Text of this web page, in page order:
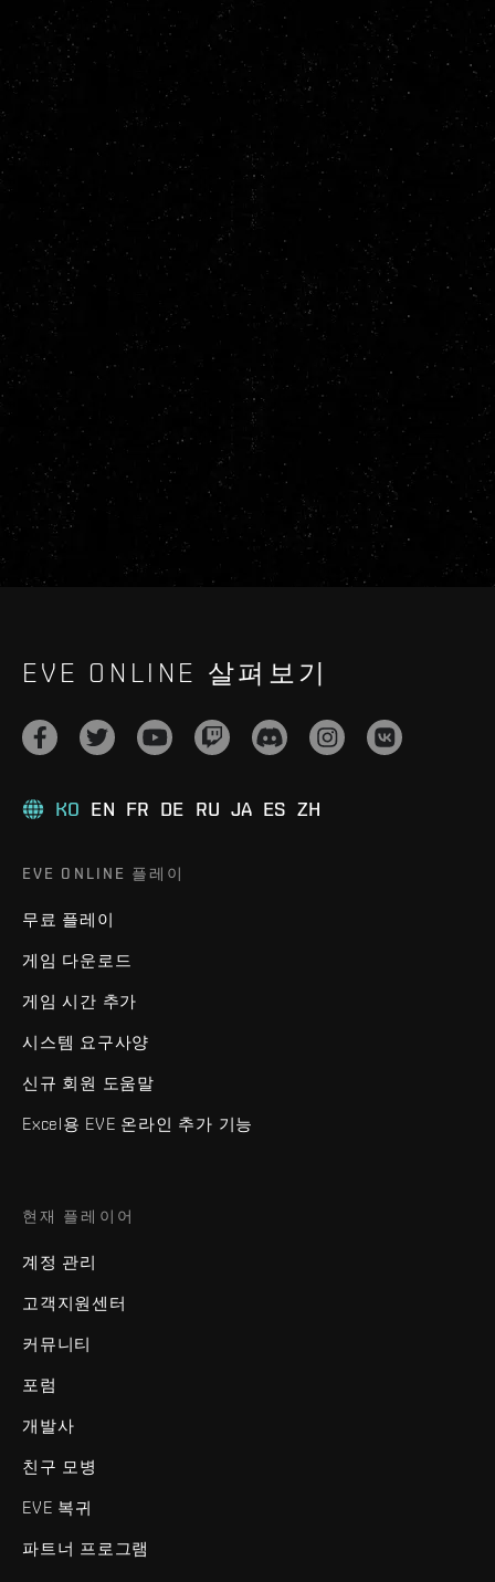
EVE ONLINE 살펴보기
KO EN FR DE RU JA ES ZH
EVE ONLINE 플레이
무료 플레이
게임 다운로드
게임 시간 추가
시스템 요구사양
신규 회원 도움말
Excel용 EVE 온라인 추가 기능
현재 플레이어
계정 관리
고객지원센터
커뮤니티
포럼
개발사
친구 모병
EVE 복귀
파트너 프로그램